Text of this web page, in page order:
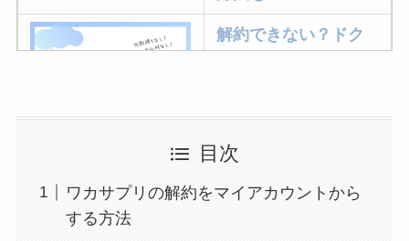
解約できない？ドク
ミュゼプラチナムの
約期間が過ぎた場合
目次
ワカサプリの解約をマイアカウントから
する方法